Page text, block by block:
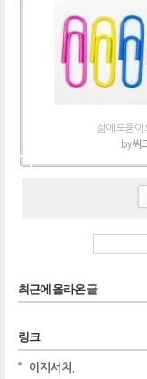
삶에 도움이
by씨
최근에 올라온 글
링크
이지서치.